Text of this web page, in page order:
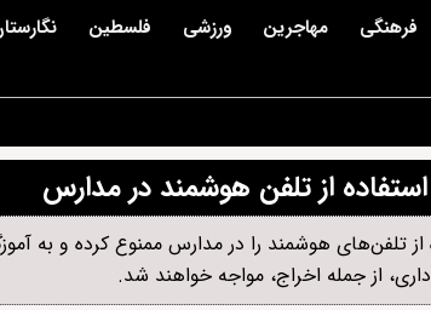
فرهنگی مهاجرین ورزشی فلسطین
از تلفن‌ هوشمند در مدارس
تلفن‌های هوشمند را در مدارس ممنوع کرده و به
از جمله اخراج، مواجه خواهند شد.